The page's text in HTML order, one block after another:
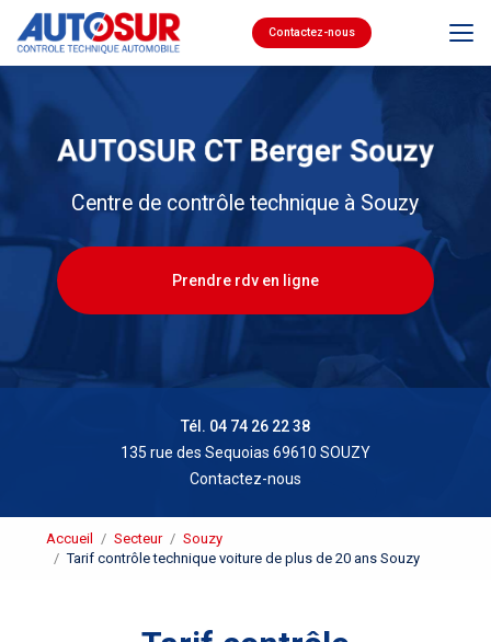
contenu
Contactez-nous
Centre de contrôle technique à Souzy
Prendre rdv en ligne
Tél. 04 74 26 22 38
135 rue des Sequoias 69610 SOUZY
Contactez-nous
Accueil Secteur
Souzy
Tarif contrôle technique voiture de plus de 20 ans Souzy